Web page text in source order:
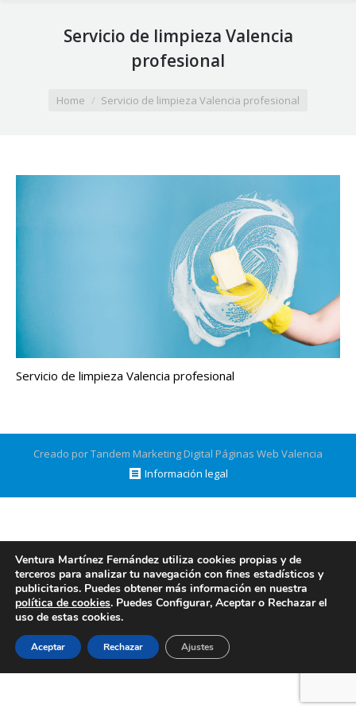
Servicio de limpieza Valencia
profesional
Home Servicio de limpieza Valencia profesional
Servicio de limpieza Valencia profesional
Creado por Tandem Marketing Digital Páginas Web Valencia
Información legal
Ventura Martínez Fernández utiliza cookies propias y de
terceros para analizar tu navegación con fines estadísticos y
publicitarios. Puedes obtener más información en nuestra
política de cookies. Puedes Configurar, Aceptar o Rechazar el
uso de estas cookies.
Aceptar Rechazar Ajustes